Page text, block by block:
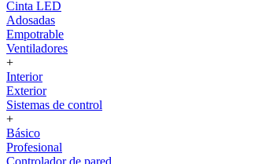
Cinta LED
Adosadas
Empotrable
Ventiladores
+
Interior
Exterior
Sistemas de control
+
Básico
Profesional
Controlador de pared